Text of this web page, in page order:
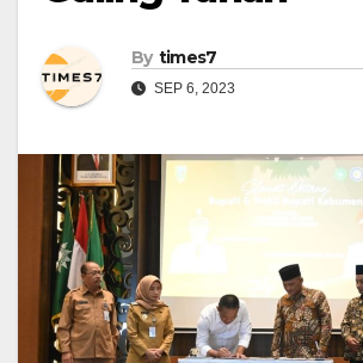
By times7
SEP 6, 2023